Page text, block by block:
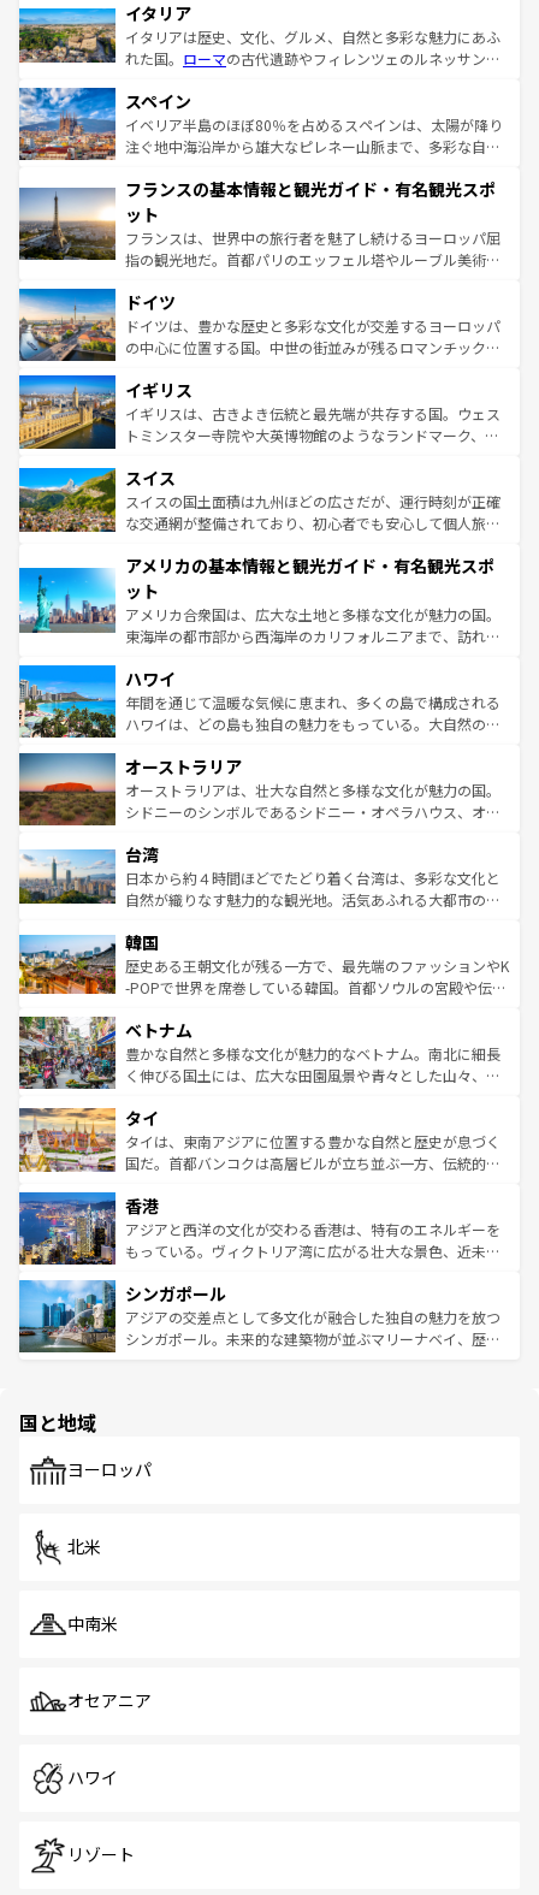
イタリア
イタリアは歴史、文化、グルメ、自然と多彩な魅力にあふ
れた国。 ローマの古代遺跡やフィレンツェのルネッサンス
ろん、トスカーナの美しい田園風景やアマルフィ海岸の絶
景など、自然景観も見逃せない。観光の合間には、本場の
ピザやパスタなど、絶品のイタリア料理を堪能することも
ませてくれるイタリアで、忘れられない旅をしてみよう！
なお、新着のイタリア情報は
しい。
スペイン
イベリア半島のほぼ80％を占めるスペインは、太陽が降り
注ぐ地中海沿岸から雄大なピレネー山脈まで、多彩な自然
文化が根付くこの国では、情熱的なフラメンコ、熱気あふ
れる闘牛、そして美味しいタパスが生活の一部となってい
る。首都マドリードの洗練された雰囲気や、バルセロナの
アートに溢れた街角から、地方では古代ローマ遺跡や中世
せる。地方によって風土や気候が異なるスペインはその個
性で訪れる人を魅了する。 なお、新着のスペイン情報は コ
ンテンツ一覧を参照してほしい。
フランスの基本情報と観光ガイド・有名観光スポ
ット
フランスは、世界中の旅行者を魅了し続けるヨーロッパ屈
指の観光地だ。首都パリのエッフェル塔やルーブル美術館
で、幅広い魅力が詰まっている。華麗な宮殿、歴史的な大
聖堂、美しいビーチ、そして豊かな自然が、訪れる者を心
から魅了する。また、フランスは美食の国としても知ら
いる。シャンパンの発祥地であるランス、プロヴァンスの
香り高いラベンダー畑など、多彩な楽しみ方が可能だ。さ
らに、パリ以外の地域にも魅力が溢れており、どの街角に
れる地方に足を運ぶとそれぞれで全く異なる文化を体験で
きるだろう。 なお、新着のフランス情報はコンテンツ一覧
を参照してほしい。
ドイツ
ドイツは、豊かな歴史と多彩な文化が交差するヨーロッパ
の中心に位置する国。中世の街並みが残るロマンチック街
顔を持つこの国は、どこを歩いても飽きることがない。ベ
ルリンの文化的活気、バイエルン州のアルプスの絶景、そ
してライン川沿いのワイン畑といった風景は必見。ビール
は、お酒好きな人にはぜひ体験してほしい。 なお、新着の
ドイツ情報はコンテンツ一覧を参照してほしい。
イギリス
イギリスは、古きよき伝統と最先端が共存する国。ウェス
トミンスター寺院や大英博物館のようなランドマーク、歴
リアごとに異なる魅力がある。また、優雅なアフタヌーン
ティー、ビール好きにはたまらない英国パブ、サッカー観
戦など、本場だからこそできる体験も豊富。イギリスを旅
ンツ一覧を参照してほしい。
スイス
スイスの国土面積は九州ほどの広さだが、運行時刻が正確
な交通網が整備されており、初心者でも安心して個人旅行
の建物がそのまま残る町や、スイスならではのユニークな
博物館もあり、アルプス観光だけでなく町歩きも満喫する
ことができる。国民の所得が高いため物価も高いが、旅行
者向けの交通パス提供のサービスもあり、うまく活用すれ
着のスイス情報は
アメリカの基本情報と観光ガイド・有名観光スポ
ット
アメリカ合衆国は、広大な土地と多様な文化が魅力の国。
東海岸の都市部から西海岸のカリフォルニアまで、訪れる
のような巨大都市は、観光、ショッピング、エンターテイ
ンメントが詰まった刺激的なスポットだ。一方、アメリカ
西部には大自然が広がり、グランドキャニオンやイエロー
部のニューオーリンズでは、音楽と美食が融合した独特の
文化が魅力。旅行者はアメリカの各地域で異なる魅力を楽
しみながら、その多様性と豊かな歴史を感じることができ
ならではの贅沢な旅のスタイルだ。 なお、新着のアメリカ
情報はコンテンツ一覧を参照してほしい。
ハワイ
年間を通じて温暖な気候に恵まれ、多くの島で構成される
ハワイは、どの島も独自の魅力をもっている。大自然の神
ワイ島は見逃せない。また、定番の観光地といえばオアフ
島だが、静かな自然を求めるならマウイ島やカウアイ島が
おすすめ。エメラルドグリーンに輝く海をはじめ、豊かな
れるおもてなしの心で訪れる人々を迎えてくれるハワイの
人々、おいしいローカルフードやハワイアンミュージッ
ク、伝統的なフラダンスなど、すべてがハワイの魅力を彩
ワイを、存分に味わってほしい。 なお、新着のハワイ情報
はコンテンツ一覧を参照してほしい。
オーストラリア
オーストラリアは、壮大な自然と多様な文化が魅力の国。
シドニーのシンボルであるシドニー・オペラハウス、オー
リアリーフや大陸中央部にそびえるウルル（エアーズロッ
ク）、タスマニアの美しい原生林やケアンズの熱帯雨林な
ど、見どころがたくさん。また、カフェやワイン、オージ
いる。アクティビティも充実しており、サーフィンやダイ
ビング、ハイキングなど、アウトドア好きにはたまらな
い。オーストラリアの多彩な魅力を存分に味わいつくそ
参照してほしい。
台湾
日本から約４時間ほどでたどり着く台湾は、多彩な文化と
自然が織りなす魅力的な観光地。活気あふれる大都市の台
ン）、静ひつな山岳地帯である台湾東部など、都市の喧騒
と山間の静けさが共存しており、訪れる人に新しい発見と
驚きをもたらしてくれる。また、奥深い台湾の食文化も魅
容にもいいと評判のスイーツなど、バラエティ豊かな料理
が味わえる。 なお、新着の台湾情報は コンテンツ一覧を参
照してほしい。
韓国
歴史ある王朝文化が残る一方で、最先端のファッションやK
-POPで世界を席巻している韓国。首都ソウルの宮殿や伝統
き、地方に足を延ばせば四季折々の自然美を楽しむことが
できる。そして、キムチや焼肉、絶品のストリートフード
まで、さまざまな韓国料理が待っている。夜には、韓国な
リティに包まれながら、韓国の多彩な魅力を心ゆくまで味
わってみてほしい。 なお、新着の韓国情報はコンテンツ一
覧を参照してほしい。
ベトナム
豊かな自然と多様な文化が魅力的なベトナム。南北に細長
く伸びる国土には、広大な田園風景や青々とした山々、世
急速な発展と共に伝統が息づく。ハノイの古い町並みやホ
ーチミン市のフランス統治時代の建物も、独特の雰囲気を
醸し出している。また、バラエティの豊かさとおいしさで
とつ。フォーやバインミー、ベトナムコーヒーなどは、ぜ
ひ現地で味わいたい。どの地域を訪れてもあたたかい人々
が旅行者を迎えてくれるので、きっと忘れられない旅にな
参照してほしい。
タイ
タイは、東南アジアに位置する豊かな自然と歴史が息づく
国だ。首都バンコクは高層ビルが立ち並ぶ一方、伝統的な
の活気が交差している。北部ではチェンマイなどの山岳地
帯で自然と触れ合い、南部ではプーケットやクラビの美し
いビーチでリゾート気分を楽しむことができる。タイ料理
激する。気候は一年中温暖で、どの季節にも異なる楽しみ
が待っている。親しみやすいタイの人々、仏教を中心とし
た文化、そして多様な観光資源が、訪れる旅人を魅了し続
香港
アジアと西洋の文化が交わる香港は、特有のエネルギーを
もっている。ヴィクトリア湾に広がる壮大な景色、近未来
み、どこを訪れても感動するはず。観光スポットが密集し
ており、効率よく見どころを回れるのも魅力。息をのむよ
うな絶景から文化的な体験まで、香港を存分に楽しみ尽く
シンガポール
アジアの交差点として多文化が融合した独自の魅力を放つ
シンガポール。未来的な建築物が並ぶマリーナベイ、歴史
で、ホーカーズは地元の風情を楽しめる外せないスポット
国と地域
ヨーロッパ
北米
中南米
オセアニア
ハワイ
リゾート